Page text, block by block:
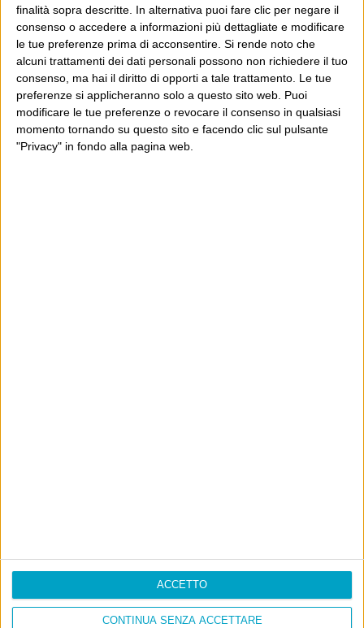
finalità sopra descritte. In alternativa puoi fare clic per negare il
consenso o accedere a informazioni più dettagliate e modificare
le tue preferenze prima di acconsentire. Si rende noto che
alcuni trattamenti dei dati personali possono non richiedere il tuo
consenso, ma hai il diritto di opporti a tale trattamento. Le tue
preferenze si applicheranno solo a questo sito web. Puoi
modificare le tue preferenze o revocare il consenso in qualsiasi
momento tornando su questo sito e facendo clic sul pulsante
"Privacy" in fondo alla pagina web.
CONTINUA SENZA ACCETTARE
ACCETTO